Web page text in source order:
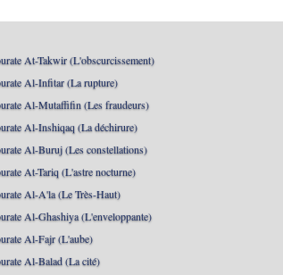
At-Takwir (L'obscurcissement)
Al-Infitar (La rupture)
Al-Mutaffifin (Les fraudeurs)
Al-Inshiqaq (La déchirure)
Al-Buruj (Les constellations)
At-Tariq (L'astre nocturne)
Al-A'la (Le Très-Haut)
Al-Ghashiya (L'enveloppante)
Al-Fajr (L'aube)
Al-Balad (La cité)